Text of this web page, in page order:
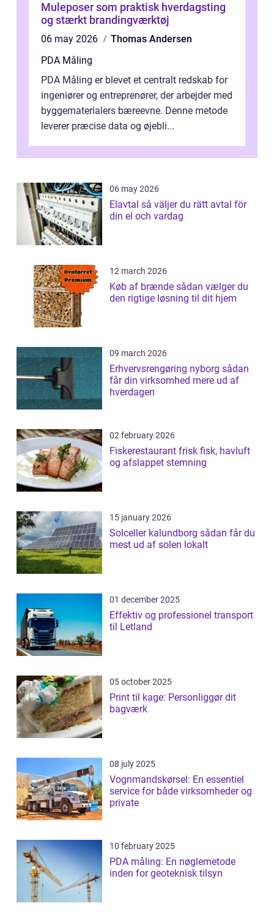
Muleposer som praktisk hverdagsting
og stærkt brandingværktøj
06 may 2026
Thomas Andersen
PDA Måling
PDA Måling er blevet et centralt redskab for
ingeniører og entreprenører, der arbejder med
byggematerialers bæreevne. Denne metode
leverer præcise data og øjebli...
06 may 2026
Elavtal så väljer du rätt avtal för
din el och vardag
12 march 2026
Køb af brænde sådan vælger du
den rigtige løsning til dit hjem
09 march 2026
Erhvervsrengøring nyborg sådan
får din virksomhed mere ud af
hverdagen
02 february 2026
Fiskerestaurant frisk fisk, havluft
og afslappet stemning
15 january 2026
Solceller kalundborg sådan får du
mest ud af solen lokalt
01 december 2025
Effektiv og professionel transport
til Letland
05 october 2025
Print til kage: Personliggør dit
bagværk
08 july 2025
Vognmandskørsel: En essentiel
service for både virksomheder og
private
10 february 2025
PDA måling: En nøglemetode
inden for geoteknisk tilsyn